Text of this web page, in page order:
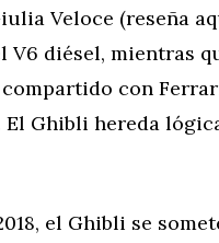
Veloce (reseña
diésel, mientras
con
El Ghibli hereda
el Ghibli se